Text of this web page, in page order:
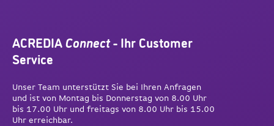
ACREDIA Connect- Ihr Customer
Service
Unser Team unterstützt Sie bei Ihren Anfragen
und ist von Montag bis Donnerstag von 8.00 Uhr
bis 17.00 Uhr und freitags von 8.00 Uhr bis 15.00
Uhr erreichbar.